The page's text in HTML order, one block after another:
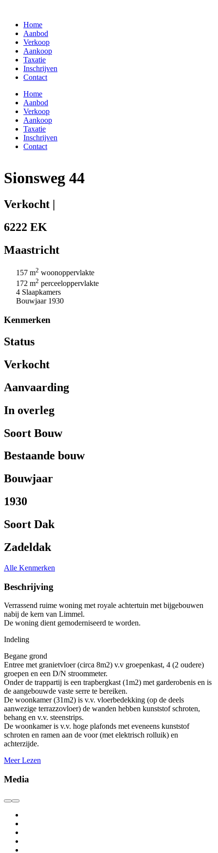
contentHome
Aanbod
Verkoop
Aankoop
Taxatie
Inschrijven
Contact
Home
Aanbod
Verkoop
Aankoop
Taxatie
Inschrijven
Contact
Sionsweg 44
Verkocht |
6222 EK
Maastricht
157 m2 woonoppervlakte
172 m2 perceeloppervlakte
4 Slaapkamers
Bouwjaar 1930
Kenmerken
Status
Verkocht
Aanvaarding
In overleg
Soort Bouw
Bestaande bouw
Bouwjaar
1930
Soort Dak
Zadeldak
Alle Kenmerken
Beschrijving
Verrassend ruime woning met royale achtertuin met bijgebouwen
nabij de kern van Limmel.
De woning dient gemoderniseerd te worden.
Indeling
Begane grond
Entree met granietvloer (circa 8m2) v.v groepenkast, 4 (2 oudere)
groepen en een D/N stroommeter.
Onder de trappartij is een trapbergkast (1m2) met garderobenis en is
de aangebouwde vaste serre te bereiken.
De woonkamer (31m2) is v.v. vloerbedekking (op de deels
aanwezige terrazzovloer) de wanden hebben kunststof schroten,
behang en v.v. steenstrips.
De woonkamer is v.v. hoge plafonds met eveneens kunststof
schroten en ramen aan de voor (met elektrisch rolluik) en
achterzijde.
Meer Lezen
Media